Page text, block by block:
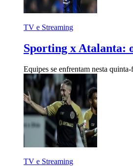
TV e Streaming
Sporting x Atalanta:
Equipes se enfrentam nesta
TV e Streaming